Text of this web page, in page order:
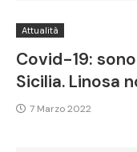
Attualità
Covid-19:
Sicilia. Linosa
7 Marzo 2022